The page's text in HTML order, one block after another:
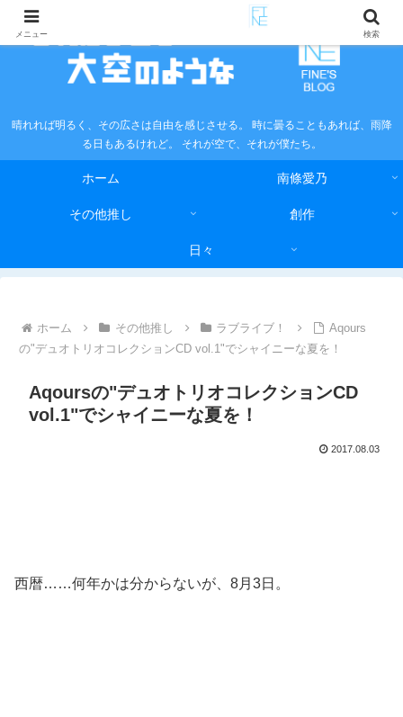
晴れれば明るく、その広さは自由を感じさせる。 時に曇ることもあれば、雨降
る日もあるけれど。 それが空で、それが僕たち。
ホーム 南條愛乃
その他推し 創作
日々
ホーム その他推し ラブライブ！
Aqours
の"デュオトリオコレクションCD vol.1"でシャイニーな夏を！
Aqoursの"デュオトリオコレクションCD
vol.1"でシャイニーな夏を！
2017.08.03
西暦……何年かは分からないが、8月3日。
メニュー 検索